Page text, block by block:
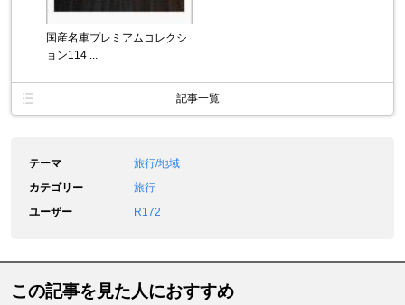
国産名車プレミアムコレクシ
ョン114 ...
記事一覧
テーマ
旅行/地域
カテゴリー
旅行
ユーザー
R172
この記事を見た人におすすめ